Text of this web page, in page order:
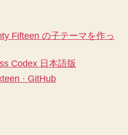
Fifteen の子テーマを作っ
Codex 日本語版
· GitHub